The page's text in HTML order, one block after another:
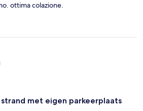
ottima colazione.
met eigen parkeerplaats